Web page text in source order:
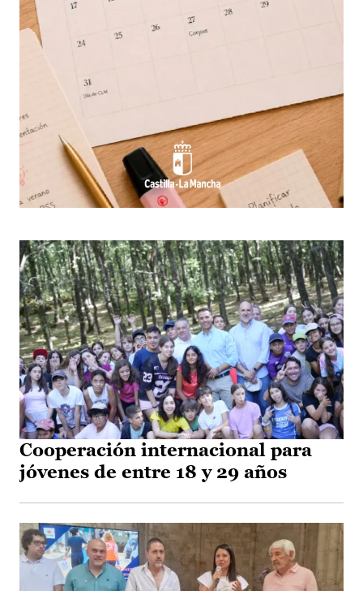
Cooperación internacional para
jóvenes de entre 18 y 29 años